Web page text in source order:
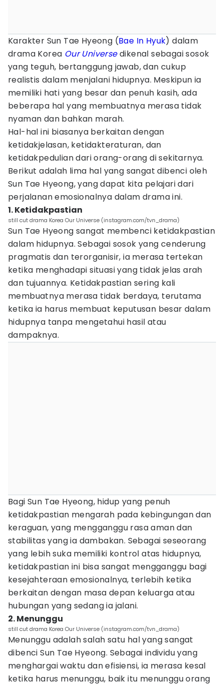
Karakter Sun Tae Hyeong (Bae In Hyuk) dalam
drama Korea Our Universedikenal sebagai sosok
yang teguh, bertanggung jawab, dan cukup
realistis dalam menjalani hidupnya. Meskipun ia
memiliki hati yang besar dan penuh kasih, ada
beberapa hal yang membuatnya merasa tidak
nyaman dan bahkan marah.
Hal-hal ini biasanya berkaitan dengan
ketidakjelasan, ketidakteraturan, dan
ketidakpedulian dari orang-orang di sekitarnya.
Berikut adalah lima hal yang sangat dibenci oleh
Sun Tae Hyeong, yang dapat kita pelajari dari
perjalanan emosionalnya dalam drama ini.
1. Ketidakpastian
still cut drama Korea Our Universe (instagram.com/tvn_drama)
Sun Tae Hyeong sangat membenci ketidakpastian
dalam hidupnya. Sebagai sosok yang cenderung
pragmatis dan terorganisir, ia merasa tertekan
ketika menghadapi situasi yang tidak jelas arah
dan tujuannya. Ketidakpastian sering kali
membuatnya merasa tidak berdaya, terutama
ketika ia harus membuat keputusan besar dalam
hidupnya tanpa mengetahui hasil atau
dampaknya.
Bagi Sun Tae Hyeong, hidup yang penuh
ketidakpastian mengarah pada kebingungan dan
keraguan, yang mengganggu rasa aman dan
stabilitas yang ia dambakan. Sebagai seseorang
yang lebih suka memiliki kontrol atas hidupnya,
ketidakpastian ini bisa sangat mengganggu bagi
kesejahteraan emosionalnya, terlebih ketika
berkaitan dengan masa depan keluarga atau
hubungan yang sedang ia jalani.
2. Menunggu
still cut drama Korea Our Universe (instagram.com/tvn_drama)
Menunggu adalah salah satu hal yang sangat
dibenci Sun Tae Hyeong. Sebagai individu yang
menghargai waktu dan efisiensi, ia merasa kesal
ketika harus menunggu, baik itu menunggu orang